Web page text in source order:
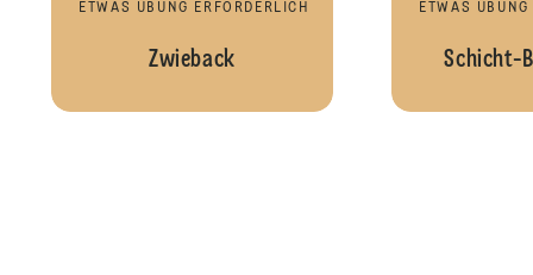
ETWAS ÜBUNG ERFORDERLICH
Zwieback
ETWAS
Schicht-